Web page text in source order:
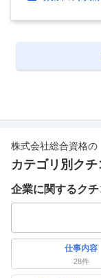
株式会社総合資格の
カテゴリ別クチ
企業に関するクチ
仕事内容
28件